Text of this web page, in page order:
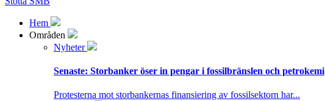
Hem
Områden
Nyheter
Senaste: Storbanker öser in pengar i fossilbränslen och petrokemi
Protesterna mot storbankernas finansiering av fossilsektorn har...